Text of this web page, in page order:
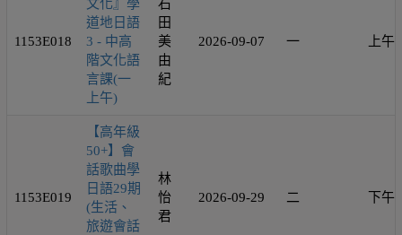
1153E018
文化』學
道地日語
3 - 中高
階文化語
言課(一
上午)
石
田
美
由
紀
2026-09-07 一 上午
1153E019
【高年級
50+】會
話歌曲學
日語29期
(生活、
旅遊會話
林
怡
君
2026-09-29 二 下午